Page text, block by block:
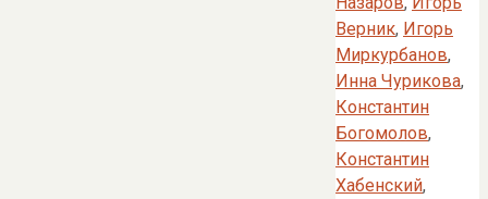
Верник, Игорь
Миркурбанов,
Инна Чурикова,
Константин
Богомолов,
Константин
Хабенский,